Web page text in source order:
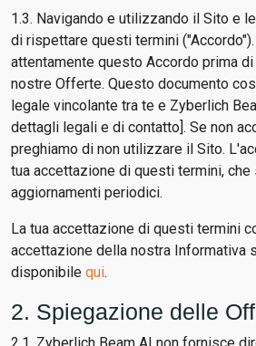
1.3. Navigando e utilizzando il Sito e
di rispettare questi termini
attentamente questo Accordo prima
nostre Offerte. Questo documento
legale vincolante tra te e Zyberlich
dettagli legali e di contatto]. Se non
preghiamo di non utilizzare il Sito.
tua accettazione di questi termini,
aggiornamenti periodici.
La tua accettazione di questi termini
accettazione della nostra Informativa
disponibile qui.
2. Spiegazione delle